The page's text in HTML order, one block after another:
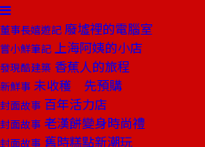
董事長嬉遊記 廢墟裡的電腦室
嘗小鮮筆記 上海阿姨的小店
發現酷建築 香蕉人的旅程
新鮮事 未收穫 先預購
封面故事 百年活力店
封面故事 老漢餅變身時尚禮
封面故事 舊時糕點新潮玩